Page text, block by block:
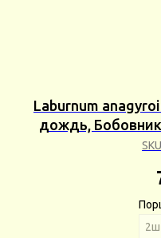
Laburnum
дождь,